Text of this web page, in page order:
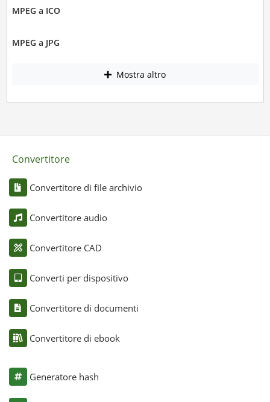
MPEG a ICO
MPEG a JPG
Mostra altro
Convertitore
Convertitore di file archivio
Convertitore audio
Convertitore CAD
Converti per dispositivo
Convertitore di documenti
Convertitore di ebook
Generatore hash